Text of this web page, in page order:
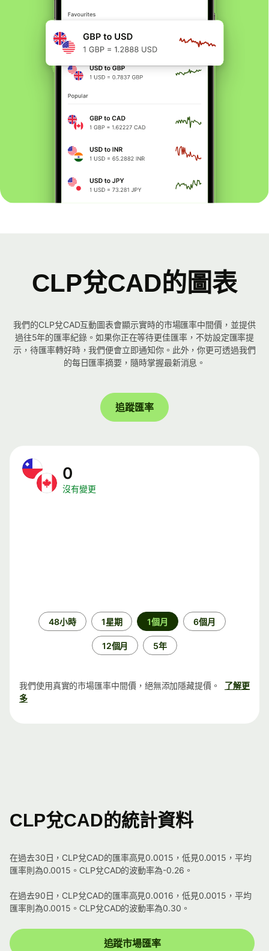
CLP兌CAD的圖表
我們的CLP兌CAD互動圖表會顯示實時的市場匯率中間價，並提供
過往5年的匯率紀錄。如果你正在等待更佳匯率，不妨設定匯率提
示，待匯率轉好時，我們便會立即通知你。此外，你更可透過我們
的每日匯率摘要，隨時掌握最新消息。
追蹤匯率
0
沒有變更
48小時 1星期 1個月 6個月
12個月 5年
我們使用真實的市場匯率中間價，絕無添加隱藏提價。
了解更
多
CLP兌CAD的統計資料
在過去30日，CLP兌CAD的匯率高見0.0015，低見0.0015，平均
匯率則為0.0015。CLP兌CAD的波動率為-0.26。
在過去90日，CLP兌CAD的匯率高見0.0016，低見0.0015，平均
匯率則為0.0015。CLP兌CAD的波動率為0.30。
追蹤市場匯率